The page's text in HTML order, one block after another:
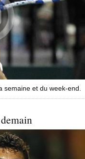
semaine et du week-end.